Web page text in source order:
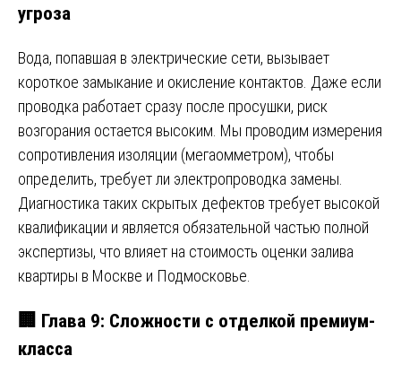
угроза
Вода, попавшая в электрические сети, вызывает
короткое замыкание и окисление контактов. Даже если
проводка работает сразу после просушки, риск
возгорания остается высоким. Мы проводим измерения
сопротивления изоляции (мегаомметром), чтобы
определить, требует ли электропроводка замены.
Диагностика таких скрытых дефектов требует высокой
квалификации и является обязательной частью полной
экспертизы, что влияет на стоимость оценки залива
квартиры в Москве и Подмосковье.
🏢 Глава 9: Сложности с отделкой премиум-
класса